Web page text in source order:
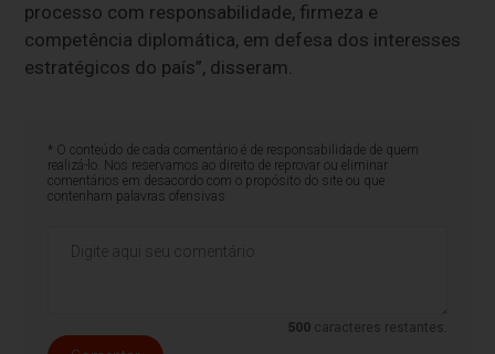
processo com responsabilidade, firmeza e
competência diplomática, em defesa dos interesses
estratégicos do país”, disseram.
* O conteúdo de cada comentário é de responsabilidade de quem
realizá-lo. Nos reservamos ao direito de reprovar ou eliminar
comentários em desacordo com o propósito do site ou que
contenham palavras ofensivas.
500 caracteres restantes.